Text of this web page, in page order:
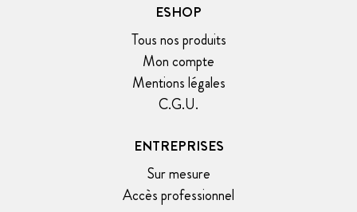
ESHOP
Tous nos produits
Mon compte
Mentions légales
C.G.U.
ENTREPRISES
Sur mesure
Accès professionnel